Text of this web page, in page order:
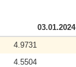
03.01.2024
4.9731
4.5504